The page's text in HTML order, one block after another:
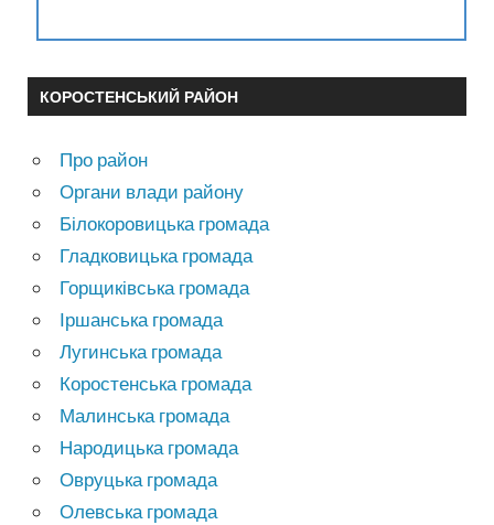
КОРОСТЕНСЬКИЙ РАЙОН
Про район
Органи влади району
Білокоровицька громада
Гладковицька громада
Горщиківська громада
Іршанська громада
Лугинська громада
Коростенська громада
Малинська громада
Народицька громада
Овруцька громада
Олевська громада